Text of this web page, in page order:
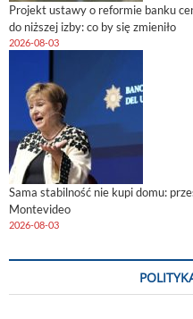
Projekt ustawy o reformie banku
do niższej izby: co by się zmieniło
2026-08-03
Sama stabilność nie kupi domu:
Montevideo
2026-08-03